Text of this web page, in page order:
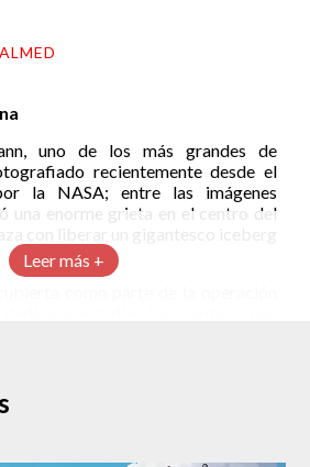
Leer más +
uno de los más grandes de
recientemente desde el
la NASA; entre las imágenes
una enorme grieta en el centro del
muy cerca del centro de la enorme